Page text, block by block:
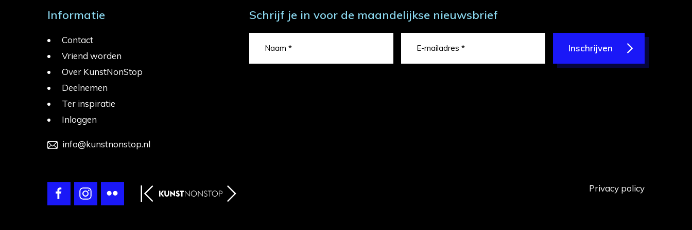
Informatie
Contact
Vriend worden
Over KunstNonStop
Deelnemen
Ter inspiratie
Inloggen
info@kunstnonstop.nl
Schrijf je in voor de maandelijkse nieuwsbrief
Inschrijven
Privacy policy